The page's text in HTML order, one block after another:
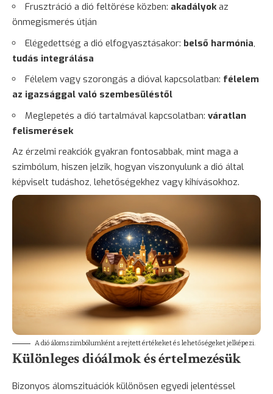
Frusztráció a dió feltörése közben: akadályokaz
önmegismerés útján
Elégedettség a dió elfogyasztásakor: belső harmónia,
tudás integrálása
Félelem vagy szorongás a dióval kapcsolatban: félelem
az igazsággal való szembesüléstől
Meglepetés a dió tartalmával kapcsolatban: váratlan
felismerések
Az érzelmi reakciók gyakran fontosabbak, mint maga a
szimbólum, hiszen jelzik, hogyan viszonyulunk a dió által
képviselt tudáshoz, lehetőségekhez vagy kihívásokhoz.
A dió álomszimbólumként a rejtett értékeket és lehetőségeket jelképezi.
Különleges dióálmok és értelmezésük
Bizonyos álomszituációk különösen egyedi jelentéssel